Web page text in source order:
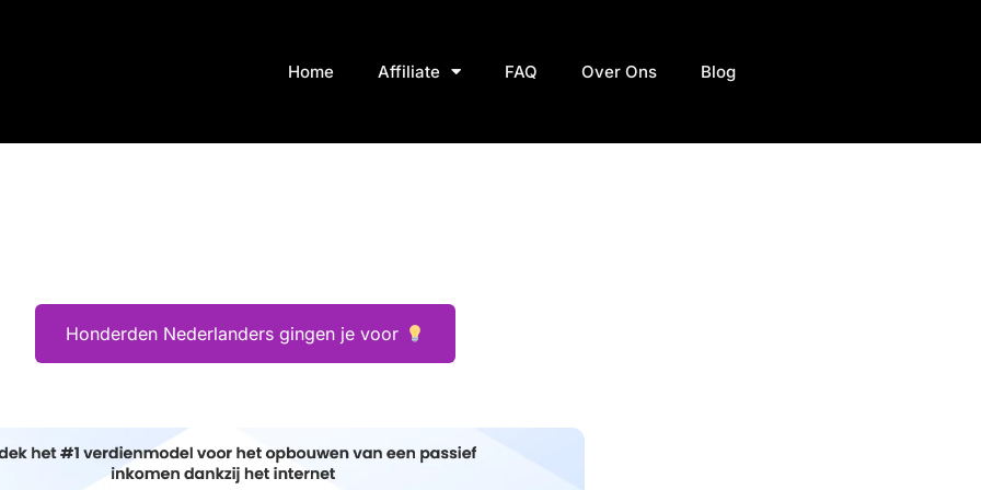
Home Affiliate FAQ Over Ons Blog
Honderden Nederlanders gingen je voor